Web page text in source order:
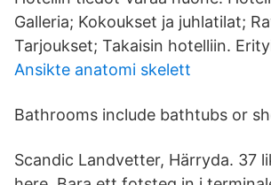
Galleria; Kokoukset ja juhlatilat;
Tarjoukset; Takaisin hotelliin.
Ansikte anatomi skelett
Bathrooms include bathtubs or
Scandic Landvetter, Härryda. 37